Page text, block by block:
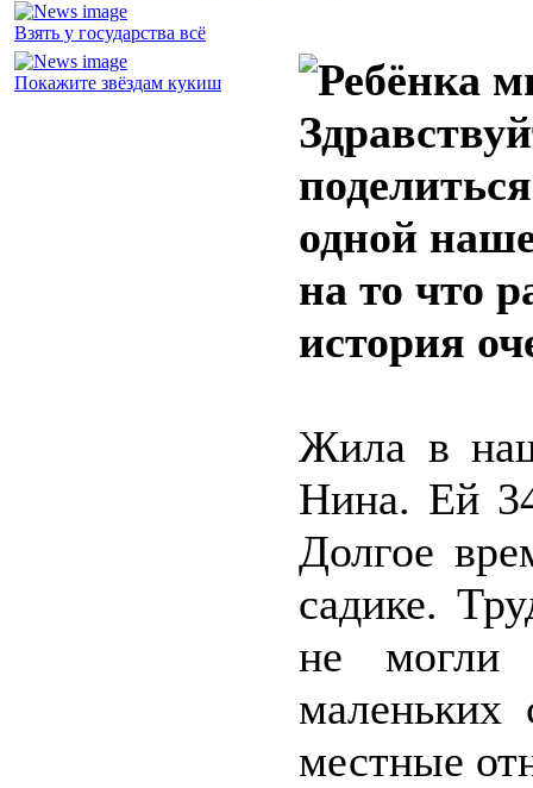
Взять у государства всё
Покажите звёздам кукиш
одной
на то что
история
Жила в
Нина. Ей
Долгое
садике.
не могли
местные